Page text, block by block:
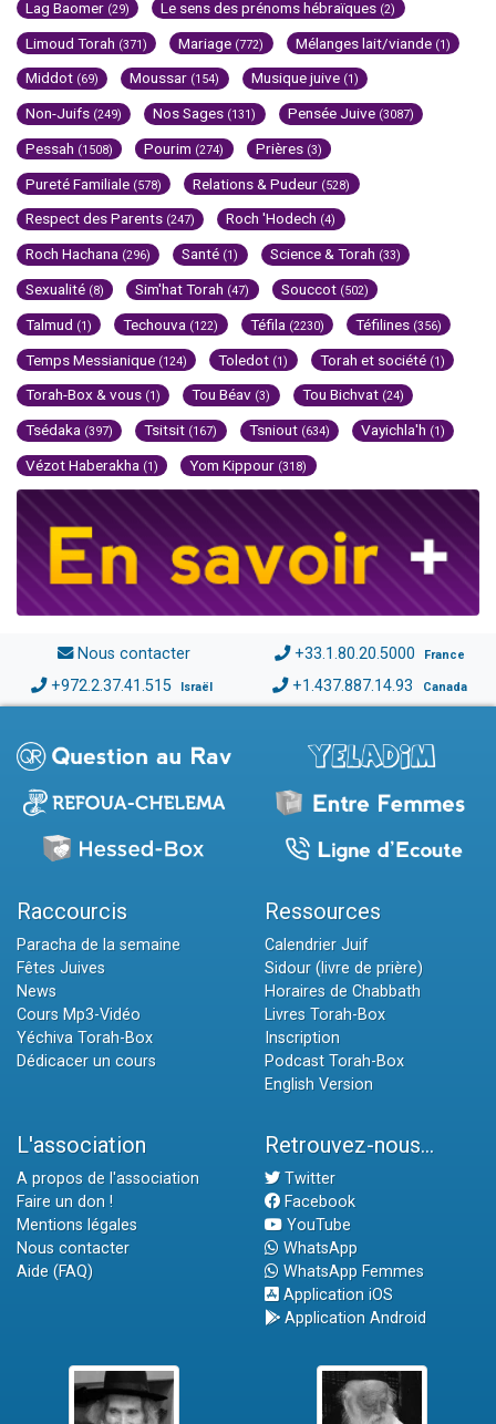
Lag Baomer (29) Le sens des prénoms hébraïques (2)
Limoud Torah (371) Mariage (772) Mélanges lait/viande (1)
Middot (69) Moussar (154) Musique juive (1)
Non-Juifs (249) Nos Sages (131) Pensée Juive (3087)
Pessah (1508) Pourim (274) Prières (3)
Pureté Familiale (578) Relations & Pudeur (528)
Respect des Parents (247) Roch 'Hodech (4)
Roch Hachana (296) Santé (1) Science & Torah (33)
Sexualité (8) Sim'hat Torah (47) Souccot (502)
Talmud (1) Techouva (122) Téfila (2230) Téfilines (356)
Temps Messianique (124) Toledot (1) Torah et société (1)
Torah-Box & vous (1) Tou Béav (3) Tou Bichvat (24)
Tsédaka (397) Tsitsit (167) Tsniout (634) Vayichla'h (1)
Vézot Haberakha (1) Yom Kippour (318)
Nous contacter +33.1.80.20.5000 France
+972.2.37.41.515 Israël +1.437.887.14.93 Canada
Raccourcis
Paracha de la semaine
Fêtes Juives
News
Cours Mp3-Vidéo
Yéchiva Torah-Box
Dédicacer un cours
Ressources
Calendrier Juif
Sidour (livre de prière)
Horaires de Chabbath
Livres Torah-Box
Inscription
Podcast Torah-Box
English Version
L'association
A propos de l'association
Faire un don !
Mentions légales
Nous contacter
Aide (FAQ)
Retrouvez-nous...
Twitter
Facebook
YouTube
WhatsApp
WhatsApp Femmes
Application iOS
Application Android